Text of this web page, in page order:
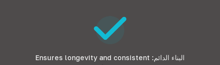
البناء الدائم: Ensures longevity and consistent